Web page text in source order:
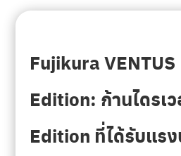
Fujikura
Edition: ก้านไดรเ
Edition ที่ได้รับแร